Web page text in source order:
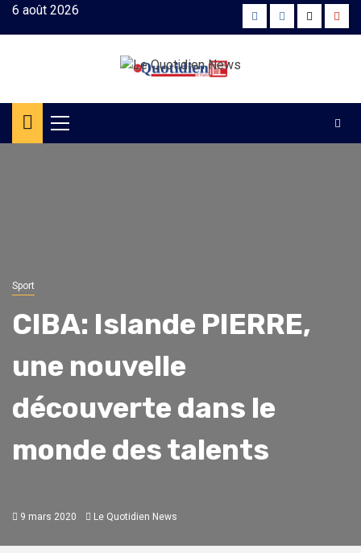
Skip6 août 2026 FacebookInstagram
Twitter
Primary
Menu
Sport
CIBA: Islande PIERRE,
une nouvelle
découverte dans le
monde des talents
9 mars 2020 Le Quotidien News